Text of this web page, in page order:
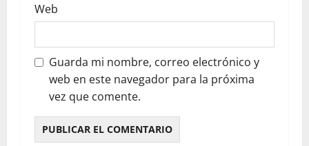
Web
Guarda mi nombre, correo electrónico y
web en este navegador para la próxima
vez que comente.